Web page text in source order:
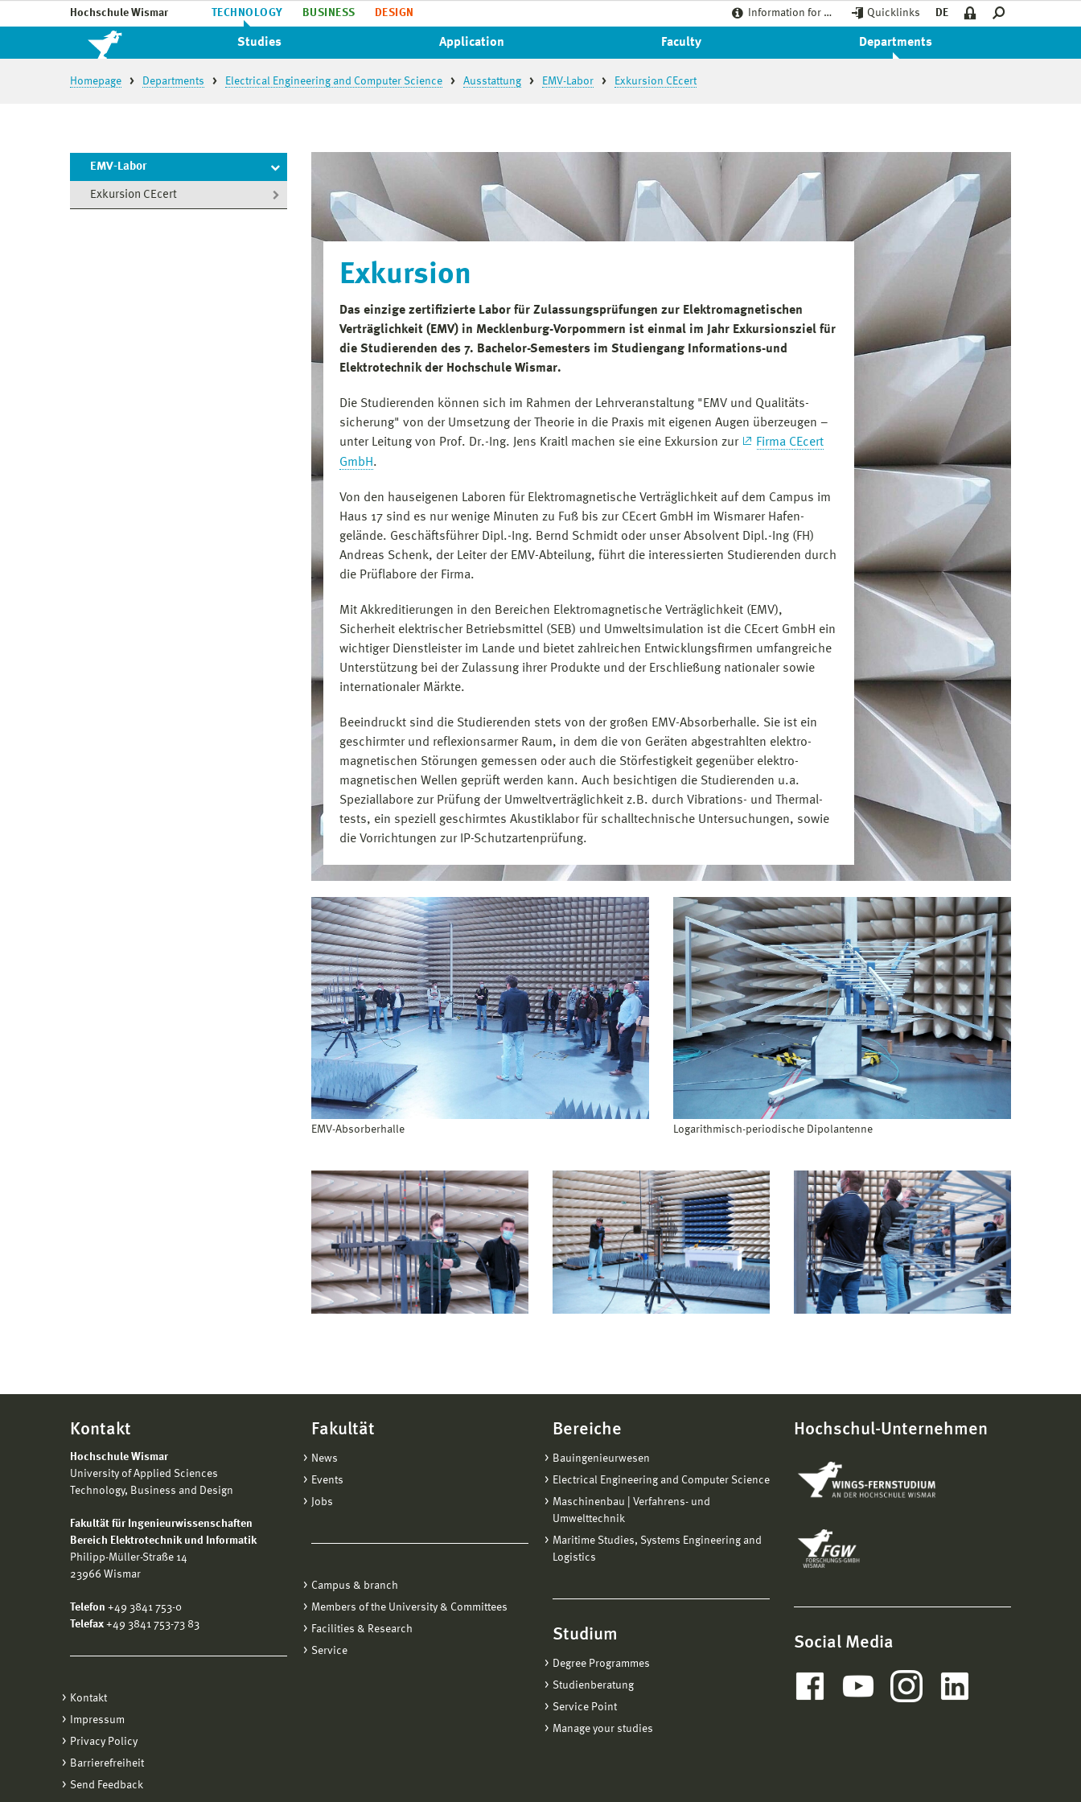
Hochschule Wismar TECHNOLOGY BUSINESS DESIGN Information for … Quicklinks DE
Studies Application Faculty Departments
Homepage Departments Electrical Engineering and Computer Science Ausstattung EMV-Labor Exkursion CEcert
EMV-Labor
Exkursion CEcert
Exkursion
Das einzige zertifizierte Labor für Zulassungsprüfungen zur Elektromagnetischen
Verträglichkeit (EMV) in Mecklenburg-Vorpommern ist einmal im Jahr Exkursionsziel für
die Studierenden des 7. Bachelor-Semesters im Studiengang Informations-und
Elektrotechnik der Hochschule Wismar.
Die Studierenden können sich im Rahmen der Lehrveranstaltung "EMV und Qualitäts­
sicherung" von der Umsetzung der Theorie in die Praxis mit eigenen Augen überzeugen –
unter Leitung von Prof. Dr.-Ing. Jens Kraitl machen sie eine Exkursion zur
Firma CEcert
GmbH.
Von den hauseigenen Laboren für Elektromagnetische Verträglichkeit auf dem Campus im
Haus 17 sind es nur wenige Minuten zu Fuß bis zur CEcert GmbH im Wismarer Hafen­
gelände. Geschäftsführer Dipl.-Ing. Bernd Schmidt oder unser Absolvent Dipl.-Ing (FH)
Andreas Schenk, der Leiter der EMV-Abteilung, führt die interessierten Studierenden durch
die Prüflabore der Firma.
Mit Akkreditierungen in den Bereichen Elektromagnetische Verträglichkeit (EMV),
Sicherheit elektrischer Betriebsmittel (SEB) und Umweltsimulation ist die CEcert GmbH ein
wichtiger Dienstleister im Lande und bietet zahlreichen Entwicklungsfirmen umfangreiche
Unterstützung bei der Zulassung ihrer Produkte und der Erschließung nationaler sowie
internationaler Märkte.
Beeindruckt sind die Studierenden stets von der großen EMV-Absorberhalle. Sie ist ein
geschirmter und reflexionsarmer Raum, in dem die von Geräten abgestrahlten elektro­
magnetischen Störungen gemessen oder auch die Störfestigkeit gegenüber elektro­
magnetischen Wellen geprüft werden kann. Auch besichtigen die Studierenden u.a.
Speziallabore zur Prüfung der Umweltverträglichkeit z.B. durch Vibrations- und Thermal­
tests, ein speziell geschirmtes Akustiklabor für schalltechnische Untersuchungen, sowie
die Vorrichtungen zur IP-Schutzartenprüfung.
EMV-Absorberhalle Logarithmisch-periodische Dipolantenne
Kontakt
Hochschule Wismar
University of Applied Sciences
Technology, Business and Design
Fakultät für Ingenieurwissenschaften
Bereich Elektrotechnik und Informatik
Philipp-Müller-Straße 14
23966 Wismar
Telefon +49 3841 753-0
Telefax +49 3841 753-73 83
Kontakt
Impressum
Privacy Policy
Barrierefreiheit
Send Feedback
Fakultät
News
Events
Jobs
Campus & branch
Members of the University & Committees
Facilities & Research
Service
Bereiche
Bauingenieurwesen
Electrical Engineering and Computer Science
Maschinenbau | Verfahrens- und
Umwelttechnik
Maritime Studies, Systems Engineering and
Logistics
Studium
Degree Programmes
Studienberatung
Service Point
Manage your studies
Hochschul-Unternehmen
Social Media